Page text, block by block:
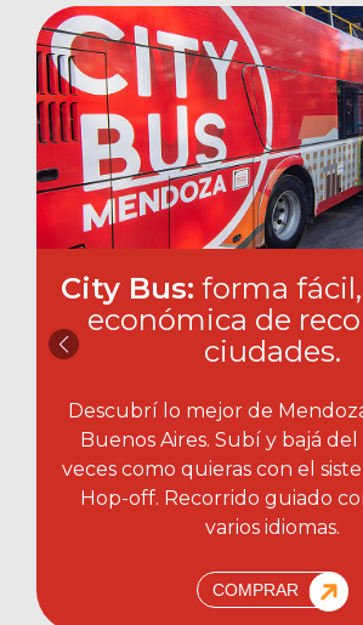
City Bus: forma
económica de
ciudades.​
Descubrí lo mejor de
Buenos Aires. Subí y bajá
veces como quieras con el
Hop-off. Recorrido guiado
varios idiomas.
COMPRAR